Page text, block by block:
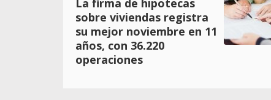
La firma de hipotecas
sobre viviendas registra
su mejor noviembre en 11
años, con 36.220
operaciones